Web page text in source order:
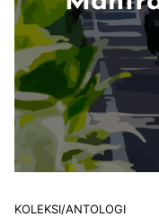
KOLEKSI/ANTOLOGI